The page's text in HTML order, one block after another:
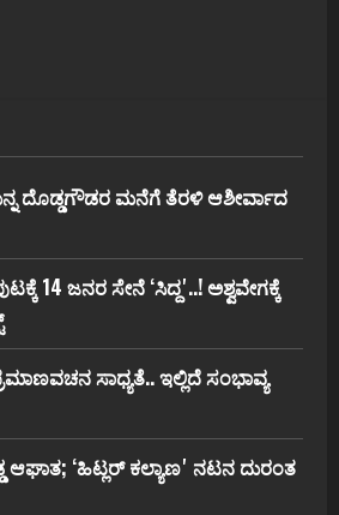
ದೊಡ್ಡಗೌಡರ ಮನೆಗೆ ತೆರಳಿ ಆಶೀರ್ವಾದ
14 ಜನರ ಸೇನೆ ʻಸಿದ್ದʼ..! ಅಶ್ವವೇಗಕ್ಕೆ
ಸಾಧ್ಯತೆ.. ಇಲ್ಲಿದೆ ಸಂಭಾವ್ಯ
ಆಘಾತ; ʻಹಿಟ್ಲರ್ ಕಲ್ಯಾಣʼ ನಟನ ದುರಂತ